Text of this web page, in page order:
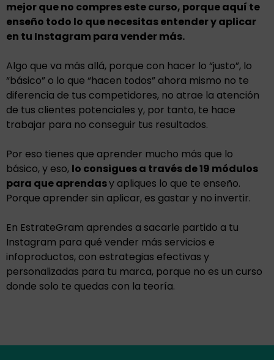
mejor que no compres este curso, porque aquí te
enseño todo lo que necesitas entender y aplicar
en tu Instagram para vender más.
Algo que va más allá, porque con hacer lo “justo”, lo
“básico” o lo que “hacen todos” ahora mismo no te
diferencia de tus competidores, no atrae la atención
de tus clientes potenciales y, por tanto, te hace
trabajar para no conseguir tus resultados.
Por eso tienes que aprender mucho más que lo
básico, y eso, lo consigues a través de 19 módulos
para que aprendasy apliques lo que te enseño.
Porque aprender sin aplicar, es gastar y no invertir.
En EstrateGram aprendes a sacarle partido a tu
Instagram para qué vender más servicios e
infoproductos, con estrategias efectivas y
personalizadas para tu marca, porque no es un curso
donde solo te quedas con la teoría.